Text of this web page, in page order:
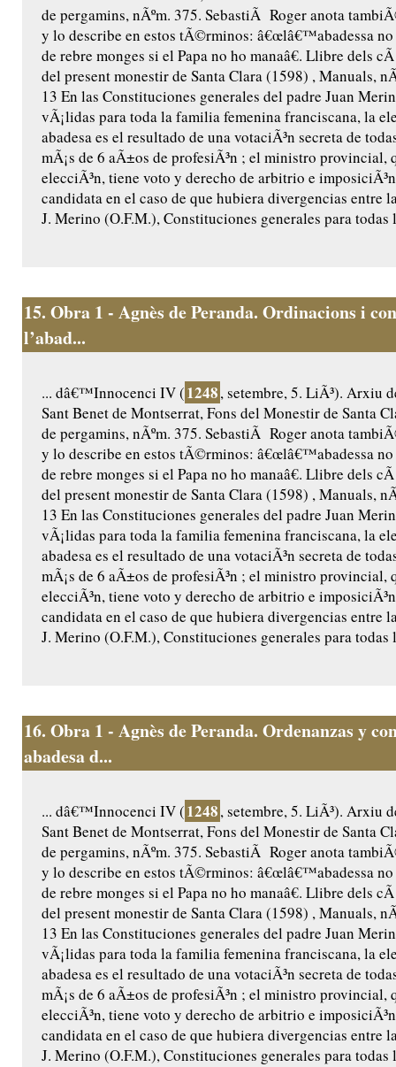
de pergamins, nÃºm. 375. SebastiÃ Roger anota
y lo describe en estos tÃ©rminos: â€œlâ€™abadessa
de rebre monges si el Papa no ho manaâ€. Llibre dels
del present monestir de Santa Clara (1598) , Manuals,
13 En las Constituciones generales del padre Juan
vÃ¡lidas para toda la familia femenina franciscana, la
abadesa es el resultado de una votaciÃ³n secreta de
mÃ¡s de 6 aÃ±os de profesiÃ³n ; el ministro provincial,
elecciÃ³n, tiene voto y derecho de arbitrio e
candidata en el caso de que hubiera divergencias entre
J. Merino (O.F.M.), Constituciones generales para todas
15. Obra 1 - Agnès de Peranda. Ordinacions i
l’abad...
... dâ€™Innocenci IV (1248, setembre, 5. LiÃ³). Arxiu
Sant Benet de Montserrat, Fons del Monestir de Santa
de pergamins, nÃºm. 375. SebastiÃ Roger anota
y lo describe en estos tÃ©rminos: â€œlâ€™abadessa
de rebre monges si el Papa no ho manaâ€. Llibre dels
del present monestir de Santa Clara (1598) , Manuals,
13 En las Constituciones generales del padre Juan
vÃ¡lidas para toda la familia femenina franciscana, la
abadesa es el resultado de una votaciÃ³n secreta de
mÃ¡s de 6 aÃ±os de profesiÃ³n ; el ministro provincial,
elecciÃ³n, tiene voto y derecho de arbitrio e
candidata en el caso de que hubiera divergencias entre
J. Merino (O.F.M.), Constituciones generales para todas
16. Obra 1 - Agnès de Peranda. Ordenanzas y
abadesa d...
... dâ€™Innocenci IV (1248, setembre, 5. LiÃ³). Arxiu
Sant Benet de Montserrat, Fons del Monestir de Santa
de pergamins, nÃºm. 375. SebastiÃ Roger anota
y lo describe en estos tÃ©rminos: â€œlâ€™abadessa
de rebre monges si el Papa no ho manaâ€. Llibre dels
del present monestir de Santa Clara (1598) , Manuals,
13 En las Constituciones generales del padre Juan
vÃ¡lidas para toda la familia femenina franciscana, la
abadesa es el resultado de una votaciÃ³n secreta de
mÃ¡s de 6 aÃ±os de profesiÃ³n ; el ministro provincial,
elecciÃ³n, tiene voto y derecho de arbitrio e
candidata en el caso de que hubiera divergencias entre
J. Merino (O.F.M.), Constituciones generales para todas